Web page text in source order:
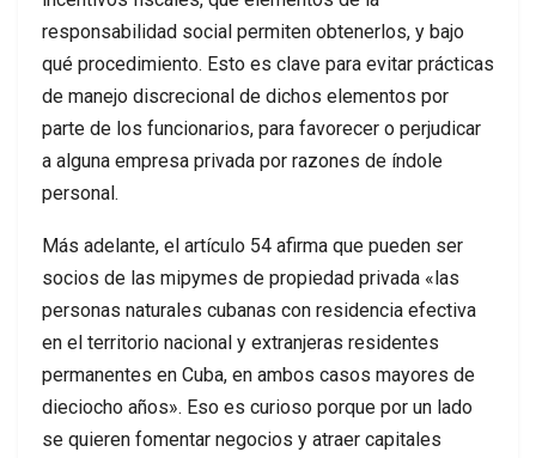
responsabilidad social permiten obtenerlos, y bajo
qué procedimiento. Esto es clave para evitar prácticas
de manejo discrecional de dichos elementos por
parte de los funcionarios, para favorecer o perjudicar
a alguna empresa privada por razones de índole
personal.
Más adelante, el artículo 54 afirma que pueden ser
socios de las mipymes de propiedad privada «las
personas naturales cubanas con residencia efectiva
en el territorio nacional y extranjeras residentes
permanentes en Cuba, en ambos casos mayores de
dieciocho años». Eso es curioso porque por un lado
se quieren fomentar negocios y atraer capitales